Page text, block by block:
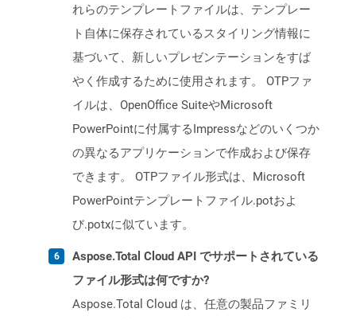
れらのテンプレートファイルは、テンプレー
ト自体に保存されているスタイリング情報に
基づいて、新しいプレゼンテーションをすば
やく作成するために使用されます。 OTPファ
イルは、OpenOffice SuiteやMicrosoft
PowerPointに付属するImpressなどのいくつか
の異なるアプリケーションで作成および保存
できます。 OTPファイル形式は、Microsoft
PowerPointテンプレートファイル.potおよ
び.potxに似ています。
Aspose.Total Cloud API でサポートされている
ファイル形式は何ですか?
Aspose.Total Cloud は、任意の製品ファミリ